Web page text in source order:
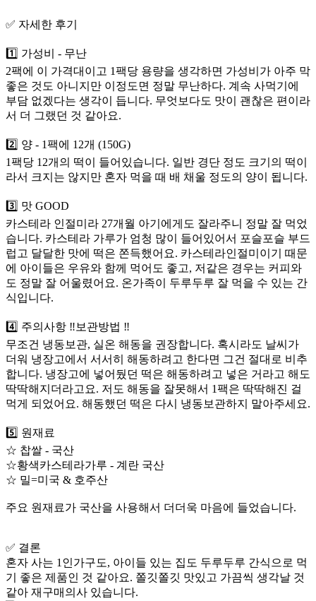
✅️ 자세한 후기
1️⃣ 가성비 - 무난
2팩에 이 가격대이고 1팩당 용량을 생각하면 가성비가 아주 막
좋은 것도 아니지만 이정도면 정말 무난하다. 계속 사먹기에
부담 없겠다는 생각이 듭니다. 무엇보다도 맛이 괜찮은 편이라
서 더 그랬던 것 같아요.
2️⃣ 양 - 1팩에 12개 (150G)
1팩당 12개의 떡이 들어있습니다. 일반 경단 정도 크기의 떡이
라서 크지는 않지만 혼자 먹을 때 배 채울 정도의 양이 됩니다.
3️⃣ 맛 GOOD
카스테라 인절미라 27개월 아기에게도 잘라주니 정말 잘 먹었
습니다. 카스테라 가루가 엄청 많이 들어있어서 포슬포슬 부드
럽고 달달한 맛에 떡은 쫀득했어요. 카스테라인절미이기 때문
에 아이들은 우유와 함께 먹어도 좋고, 저같은 경우는 커피와
도 정말 잘 어울렸어요. 온가족이 두루두루 잘 먹을 수 있는 간
식입니다.
4️⃣ 주의사항 ‼️보관방법 ‼️
무조건 냉동보관, 실온 해동을 권장합니다. 혹시라도 날씨가
더워 냉장고에서 서서히 해동하려고 한다면 그건 절대로 비추
합니다. 냉장고에 넣어뒀던 떡은 해동하려고 넣은 거라고 해도
딱딱해지더라고요. 저도 해동을 잘못해서 1팩은 딱딱해진 걸
먹게 되었어요. 해동했던 떡은 다시 냉동보관하지 말아주세요.
5️⃣ 원재료
☆ 찹쌀 - 국산
☆황색카스테라가루 - 계란 국산
☆ 밀=미국 & 호주산
주요 원재료가 국산을 사용해서 더더욱 마음에 들었습니다.
✅️ 결론
혼자 사는 1인가구도, 아이들 있는 집도 두루두루 간식으로 먹
기 좋은 제품인 것 같아요. 쫄깃쫄깃 맛있고 가끔씩 생각날 것
같아 재구매의사 있습니다.